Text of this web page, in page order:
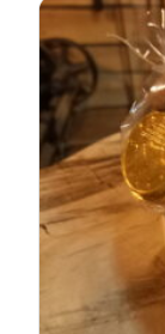
gekozen
worden
op
de